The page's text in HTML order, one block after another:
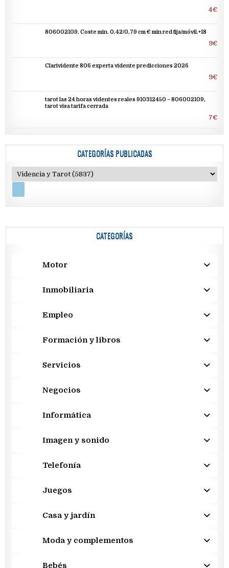
4€
806002109. Coste min. 0,42/0,79 cm € min red fija/móvil.+18
9€
Clarividente 806 experta vidente predicciones 2026
9€
tarot las 24 horas videntes reales 910312450 – 806002109,
tarot visa tarifa cerrada
7€
CATEGORÍAS PUBLICADAS
CATEGORÍAS
Motor
Inmobiliaria
Empleo
Formación y libros
Servicios
Negocios
Informática
Imagen y sonido
Telefonía
Juegos
Casa y jardín
Moda y complementos
Bebés